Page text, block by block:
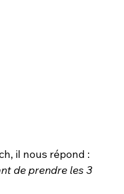
il nous répond :
de prendre les 3